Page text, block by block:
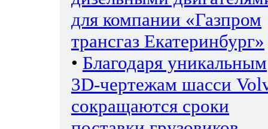
для компании «Газпром
трансгаз Екатеринбург»
• Благодаря уникальным
3D-чертежам шасси
сокращаются сроки